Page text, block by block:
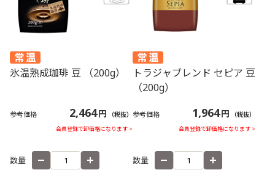
氷温熟成珈琲 豆 （200g）
参考価格 2,464円 （税抜）
会員登録で卸価格になります >
数量
トラジャブレンド セピア 豆
（200g）
参考価格 1,964円 （税抜）
会員登録で卸価格になります >
数量